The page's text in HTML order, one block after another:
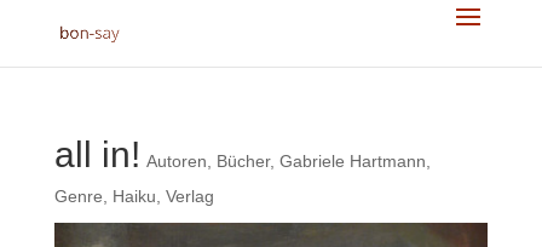
all in! Autoren Bücher, Gabriele Hartmann
Genre
Haiku Verlag